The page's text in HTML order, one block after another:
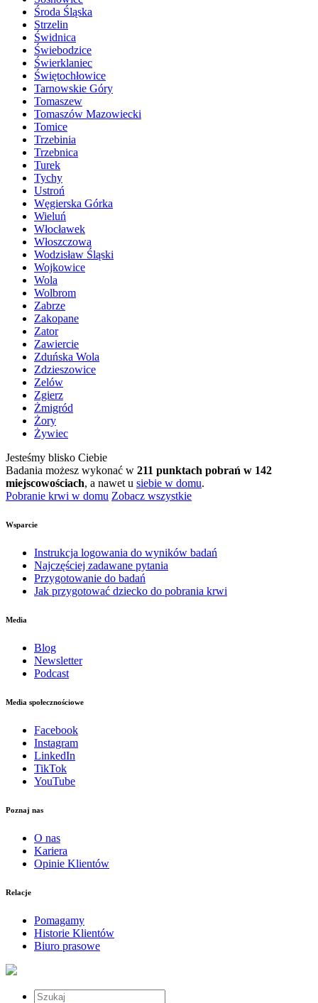
Środa Śląska
Strzelin
Świdnica
Świebodzice
Świerklaniec
Świętochłowice
Tarnowskie Góry
Tomaszew
Tomaszów Mazowiecki
Tomice
Trzebinia
Trzebnica
Turek
Tychy
Ustroń
Węgierska Górka
Wieluń
Włocławek
Włoszczowa
Wodzisław Śląski
Wojkowice
Wola
Wolbrom
Zabrze
Zakopane
Zator
Zawiercie
Zduńska Wola
Zdzieszowice
Zelów
Zgierz
Żmigród
Żory
Żywiec
Jesteśmy blisko Ciebie
Badania możesz wykonać w 211 punktach pobrań w 142
miejscowościach, a nawet u siebie w domu.
Pobranie krwi w domu Zobacz wszystkie
Wsparcie
Instrukcja logowania do wyników badań
Najczęściej zadawane pytania
Przygotowanie do badań
Jak przygotować dziecko do pobrania krwi
Media
Blog
Newsletter
Podcast
Media społecznościowe
Facebook
Instagram
LinkedIn
TikTok
YouTube
Poznaj nas
O nas
Kariera
Opinie Klientów
Relacje
Pomagamy
Historie Klientów
Biuro prasowe